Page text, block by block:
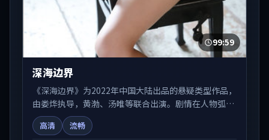
99:59
深海边界
《深海边界》为2022年中国大陆出品的悬疑类型作品，
由娄烨执导，黄渤、汤唯等联合出演。剧情在人物弧光
与节奏推进中展开，兼具叙事张力与视听质感。适合关
注国产在线观看、热播国产剧与院线佳片的观众收藏与
高清 流畅